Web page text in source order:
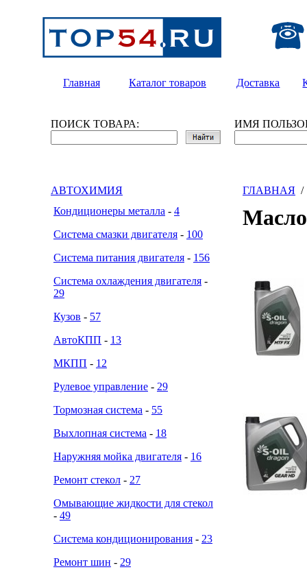
Главная Каталог товаров Доставка
ПОИСК ТОВАРА: ИМЯ
АВТОХИМИЯ
Кондиционеры металла - 4
Система смазки двигателя - 100
Система питания двигателя - 156
Система охлаждения двигателя -
29
Кузов - 57
АвтоКПП - 13
МКПП - 12
Рулевое управление - 29
Тормозная система - 55
Выхлопная система - 18
Наружняя мойка двигателя - 16
Ремонт стекол - 27
Омывающие жидкости для стекол
- 49
Система кондиционирования - 23
Ремонт шин - 29
ГЛАВНАЯ